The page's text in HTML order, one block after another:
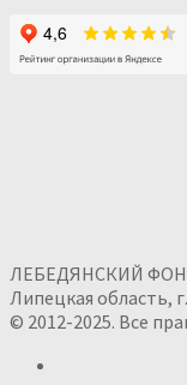
ЛЕБЕДЯНСКИЙ
Липецкая область,
© 2012-2025. Все